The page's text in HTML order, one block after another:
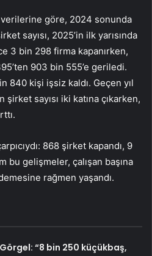
göre, 2024 sonunda
sayısı, 2025’in ilk yarısında
3 bin 298 firma kapanırken,
903 bin 555’e geriledi.
840 kişi işsiz kaldı. Geçen yıl
sayısı iki katına çıkarken,
868 şirket kapandı, 9
bu gelişmeler, çalışan başına
rağmen yaşandı.
“8 bin 250 küçükbaş,